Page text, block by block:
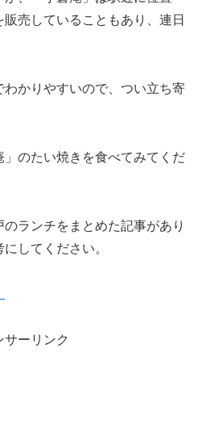
売していることもあり、連日
かりやすいので、つい立ち寄
のたい焼きを食べてみてくだ
ランチをまとめた記事があり
してください。
サーリンク